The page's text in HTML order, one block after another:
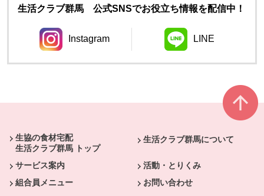
生活クラブ群馬 公式SNSでお役立ち情報を配信中！
Instagram
別のウィンドウで開きます。
LINE
生協の食材宅配
生活クラブ群馬 トップ
生活クラブ群馬について
サービス案内
活動・とりくみ
組合員メニュー
お問い合わせ